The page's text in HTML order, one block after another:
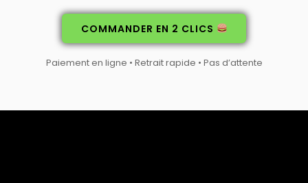
COMMANDER EN 2 CLICS
Paiement en ligne • Retrait rapide • Pas d’attente